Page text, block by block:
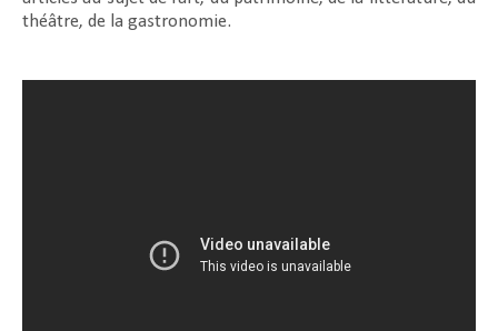
théâtre, de la gastronomie.